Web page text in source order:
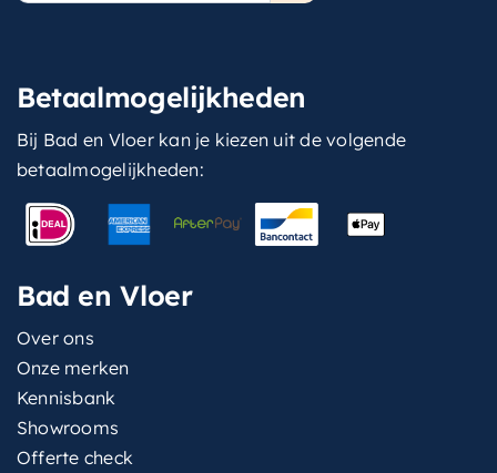
Betaalmogelijkheden
Bij Bad en Vloer kan je kiezen uit de volgende
betaalmogelijkheden:
Bad en Vloer
Over ons
Onze merken
Kennisbank
Showrooms
Offerte check